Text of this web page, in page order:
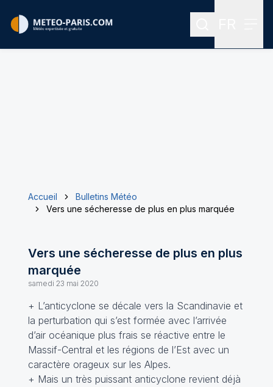
Rechercher
Accueil
Bulletins Météo
Vers une sécheresse de plus en plus marquée
Vers une sécheresse de plus en plus
marquée
samedi 23 mai 2020
+ L’anticyclone se décale vers la Scandinavie et
la perturbation qui s’est formée avec l’arrivée
d’air océanique plus frais se réactive entre le
Massif-Central et les régions de l’Est avec un
caractère orageux sur les Alpes.
+ Mais un très puissant anticyclone revient déjà